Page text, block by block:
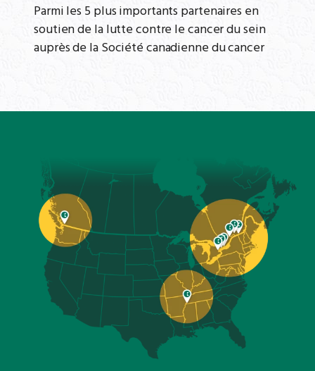
Parmi les 5 plus importants partenaires en
soutien de la lutte contre le cancer du sein
auprès de la Société canadienne du cancer